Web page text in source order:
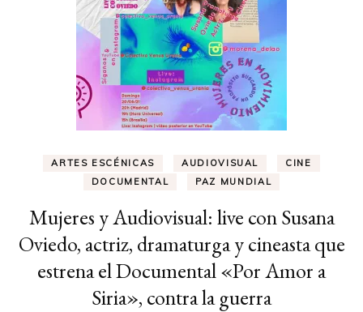
ARTES ESCÉNICAS AUDIOVISUAL
CINE
DOCUMENTAL
PAZ MUNDIAL
Mujeres y Audiovisual: live con Susana
Oviedo, actriz, dramaturga y cineasta que
estrena el Documental «Por Amor a
Siria», contra la guerra